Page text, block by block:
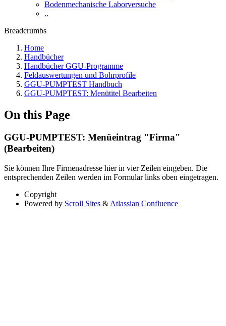
Bodenmechanische Laborversuche
..
Breadcrumbs
Home
Handbücher
Handbücher GGU-Programme
Feldauswertungen und Bohrprofile
GGU-PUMPTEST Handbuch
GGU-PUMPTEST: Menütitel Bearbeiten
On this Page
GGU-PUMPTEST: Menüeintrag "Firma"
(Bearbeiten)
Sie können Ihre Firmenadresse hier in vier Zeilen eingeben. Die
entsprechenden Zeilen werden im Formular links oben eingetragen.
Copyright
Powered by Scroll Sites & Atlassian Confluence